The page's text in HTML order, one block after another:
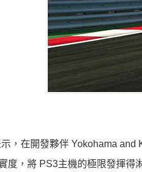
，在開發夥伴 Yokohama and
度，將 PS3主機的極限發揮得